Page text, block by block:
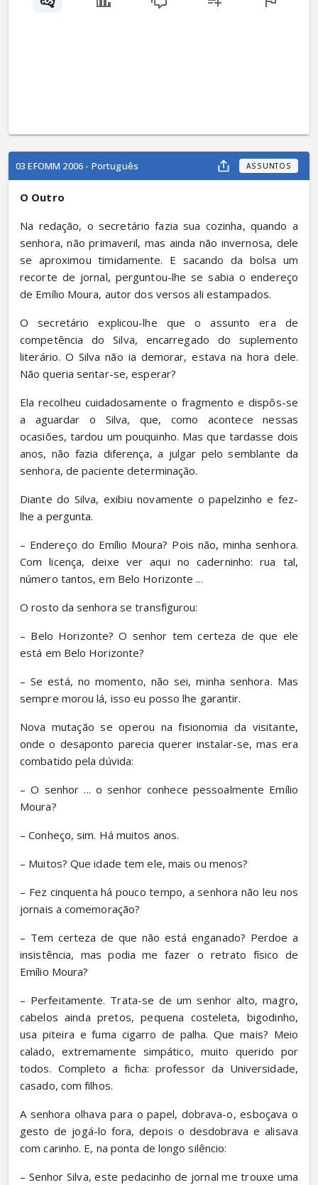
03 EFOMM 2006 - Português ASSUNTOS
O Outro
Na redação, o secretário fazia sua cozinha, quando a
senhora, não primaveril, mas ainda não invernosa, dele
se aproximou timidamente. E sacando da bolsa um
recorte de jornal, perguntou-lhe se sabia o endereço
de Emílio Moura, autor dos versos ali estampados.
O secretário explicou-lhe que o assunto era de
competência do Silva, encarregado do suplemento
literário. O Silva não ia demorar, estava na hora dele.
Não queria sentar-se, esperar?
Ela recolheu cuidadosamente o fragmento e dispôs-se
a aguardar o Silva, que, como acontece nessas
ocasiões, tardou um pouquinho. Mas que tardasse dois
anos, não fazia diferença, a julgar pelo semblante da
senhora, de paciente determinação.
Diante do Silva, exibiu novamente o papelzinho e fez-
lhe a pergunta.
– Endereço do Emílio Moura? Pois não, minha senhora.
Com licença, deixe ver aqui no caderninho: rua tal,
número tantos, em Belo Horizonte ...
O rosto da senhora se transfigurou:
– Belo Horizonte? O senhor tem certeza de que ele
está em Belo Horizonte?
– Se está, no momento, não sei, minha senhora. Mas
sempre morou lá, isso eu posso lhe garantir.
Nova mutação se operou na fisionomia da visitante,
onde o desaponto parecia querer instalar-se, mas era
combatido pela dúvida:
– O senhor ... o senhor conhece pessoalmente Emílio
Moura?
– Conheço, sim. Há muitos anos.
– Muitos? Que idade tem ele, mais ou menos?
– Fez cinquenta há pouco tempo, a senhora não leu nos
jornais a comemoração?
– Tem certeza de que não está enganado? Perdoe a
insistência, mas podia me fazer o retrato físico de
Emílio Moura?
– Perfeitamente. Trata-se de um senhor alto, magro,
cabelos ainda pretos, pequena costeleta, bigodinho,
usa piteira e fuma cigarro de palha. Que mais? Meio
calado, extremamente simpático, muito querido por
todos. Completo a ficha: professor da Universidade,
casado, com filhos.
A senhora olhava para o papel, dobrava-o, esboçava o
gesto de jogá-lo fora, depois o desdobrava e alisava
com carinho. E, na ponta de longo silêncio:
– Senhor Silva, este pedacinho de jornal me trouxe uma